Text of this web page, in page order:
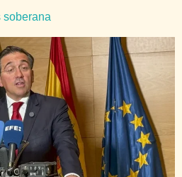
soberana